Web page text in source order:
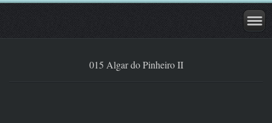
015 Algar do Pinheiro II